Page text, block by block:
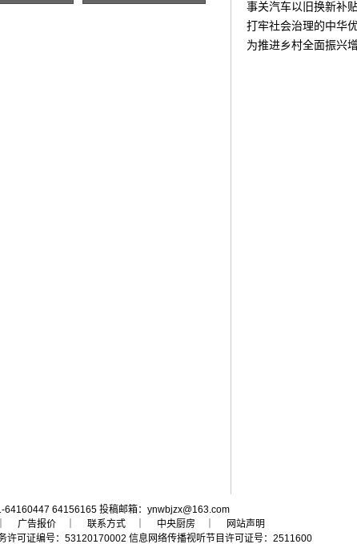
事关汽车以旧换新补
布公
打牢社会治理的中华
为推进乡村全面振兴
64160447 64156165 投稿邮箱：ynwbjzx@163.com
广告报价 联系方式 中央厨房
网站声明
许可证编号：53120170002 信息网络传播视听节目许可证号：2511600